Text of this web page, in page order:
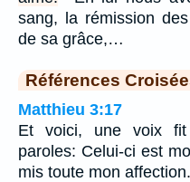
sang, la rémission
de sa grâce,…
Références
Matthieu 3:17
Et voici, une voix
paroles: Celui-ci est
mis toute mon affection.